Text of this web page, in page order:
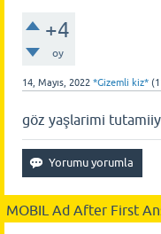
+4
oy
14, Mayıs, 2022 *Gizemli kiz* (
göz yaşlarimi
MOBIL Ad After First